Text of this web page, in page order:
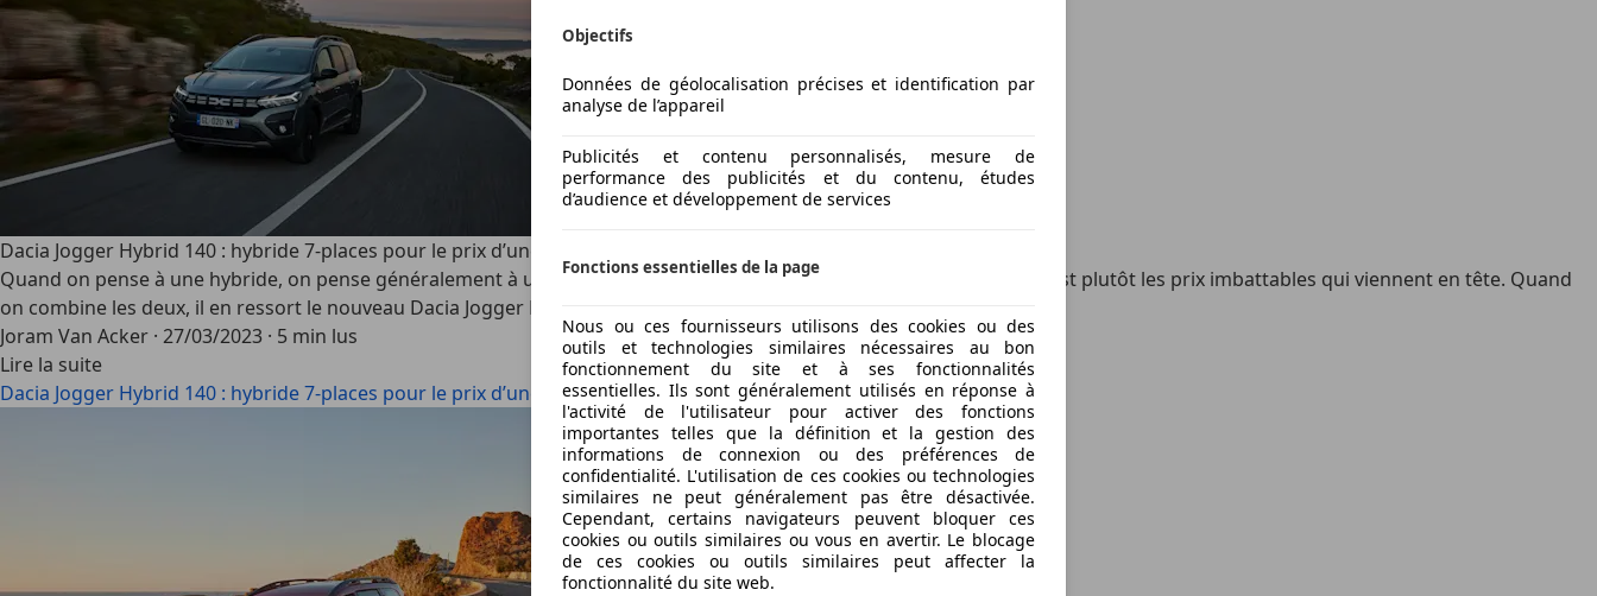
Dacia Jogger Hybrid 140 : hybride 7-places pour le prix d’une compacte
Quand on pense à une hybride, on pense généralement à une voiture chère. En revanche, quand on pense à Dacia, c’est plutôt les prix imbattables qui viennent en tête. Quand
on combine les deux, il en ressort le nouveau Dacia Jogger Hybrid.
Joram Van Acker · 27/03/2023 · 5 min lus
Lire la suite
Dacia Jogger Hybrid 140 : hybride 7-places pour le prix d’une compacte
Objectifs
Données de géolocalisation précises et identification par
analyse de l’appareil
Publicités et contenu personnalisés, mesure de
performance des publicités et du contenu, études
d’audience et développement de services
Fonctions essentielles de la page
Nous ou ces fournisseurs utilisons des cookies ou des
outils et technologies similaires nécessaires au bon
fonctionnement du site et à ses fonctionnalités
essentielles. Ils sont généralement utilisés en réponse à
l'activité de l'utilisateur pour activer des fonctions
importantes telles que la définition et la gestion des
informations de connexion ou des préférences de
confidentialité. L'utilisation de ces cookies ou technologies
similaires ne peut généralement pas être désactivée.
Cependant, certains navigateurs peuvent bloquer ces
cookies ou outils similaires ou vous en avertir. Le blocage
de ces cookies ou outils similaires peut affecter la
fonctionnalité du site web.